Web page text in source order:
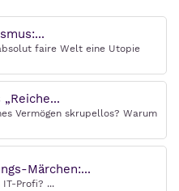
faire Welt eine Utopie
Vermögen skrupellos? Warum
Märchen:...
IT-Profi? ...